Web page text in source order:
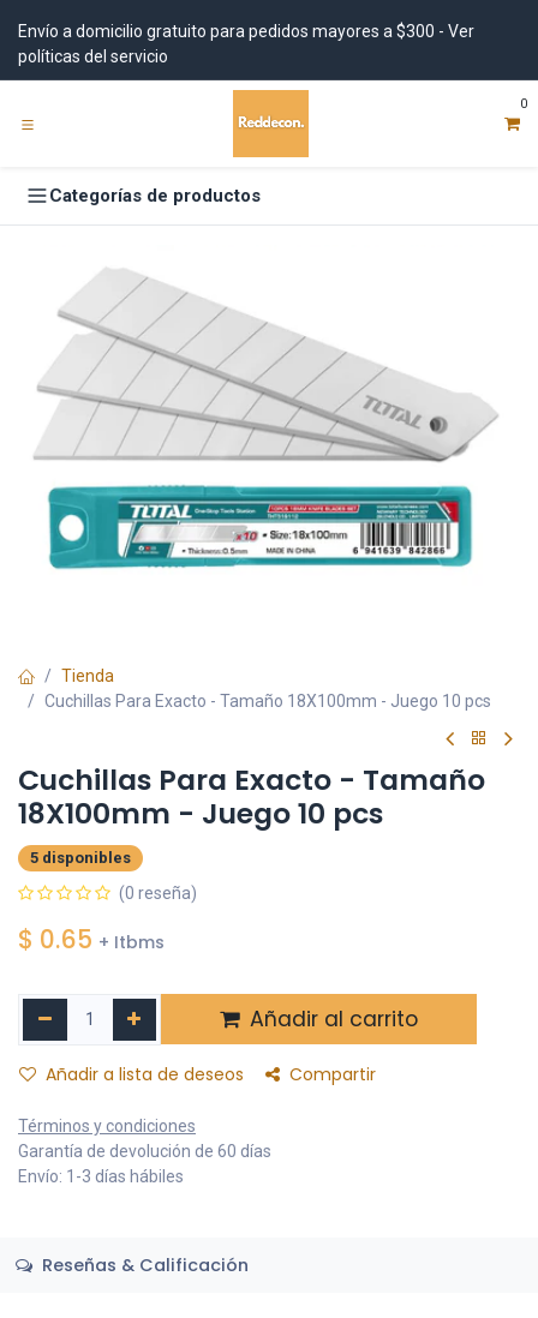
Envío a domicilio gratuito para pedidos mayores a $300 - Ver
políticas del servicio
0
Categorías de productos
Tienda
Cuchillas Para Exacto - Tamaño 18X100mm - Juego 10 pcs
Cuchillas Para Exacto - Tamaño
18X100mm - Juego 10 pcs
5 disponibles
(0 reseña)
$ 0.65 + Itbms
Añadir al carrito
Añadir a lista de deseos Compartir
Términos y condiciones
Garantía de devolución de 60 días
Envío: 1-3 días hábiles
Reseñas & Calificación